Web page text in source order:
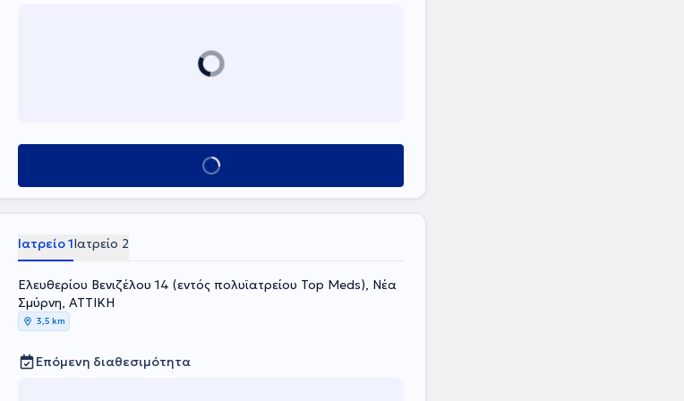
Κλείσε ραντεβού
Ιατρείο 1Ιατρείο 2
Ελευθερίου Βενιζέλου 14 (εντός πολυϊατρείου Top Meds), Νέα
Σμύρνη, ΑΤΤΙΚΗ
3,5 km
Επόμενη διαθεσιμότητα